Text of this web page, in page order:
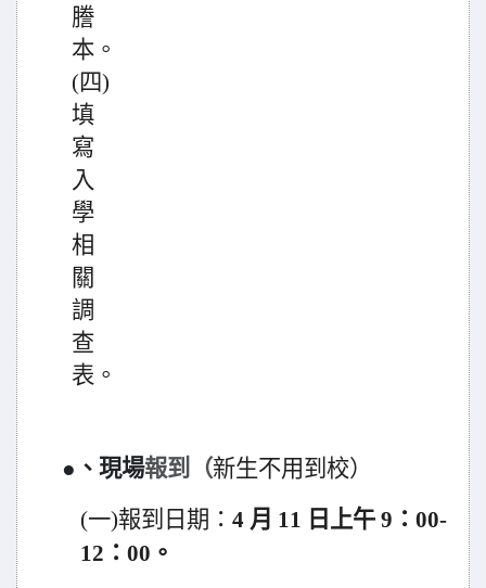
謄
本。
(四)
填
寫
入
學
相
關
調
查
表。
●、現場報到（新生不用到校）
(一)報到日期： 4 月 11 日上午 9 ：00-
12：00 。